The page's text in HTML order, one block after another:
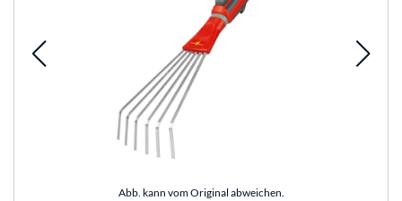
Abb. kann vom Original abweichen.